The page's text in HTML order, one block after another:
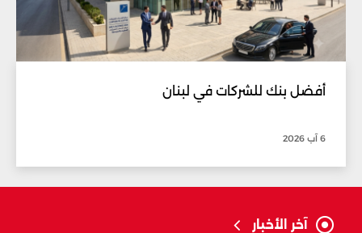
أفضل بنك للشركات في لبنان
6 آب 2026
آخر الأخبار